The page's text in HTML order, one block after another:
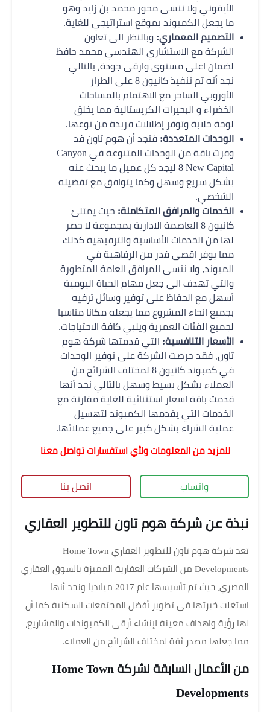
الأيقوني ولا ننسى محور محمد بن زايد وهو
ما يجعل الكمبوند بموقع استراتيجي للغاية.
التصميم المعماري: وبالنظر الى تعاون
الشركة مع الاستشاري الهندسي محمد حافظ
لضمان اعلى مستوى وارقى جودة، بالتالي
نجد أنه تم تنفيذ كانيون 8 على الطراز
الأوروبي الساحر مع الاهتمام بالمساحات
الخضراء و البحيرات الكريستالية مما يخلق
لوحة خلابة وتوفر إطلالات فريدة من نوعها.
الوحدات المتعددة: فنجد أن هوم تاون قد
وفرت باقة من الوحدات المتنوعة في Canyon
8 New Capital ليجد كل عميل ما يبحث عنه
بشكل سريع وسهل وكما يتوافق مع تفضيله
الشخصي.
الخدمات والمرافق المتكاملة: حيث يمتلئ
كانيون 8 العاصمة الادارية بمجموعة لا حصر
لها من الخدمات الأساسية والترفيهية كذلك
مما يوفر اقصى قدر من الرفاهية في
المبوند، ولا ننسى المرافق العامة المتطورة
والتي تهدف الى جعل مهام الحياة اليومية
أسهل مع الحفاظ على توفير وسائل ترفيه
بجميع انحاء المشروع مما يجعله مكانا مناسبا
لجميع الفئات العمرية ويلبي كافة الاحتياجات.
الأسعار التنافسية: التي قدمتها شركة هوم
تاون، فقد حرصت الشركة على توفير الوحدات
في كمبوند كانيون 8 لمختلف الشرائح من
العملاء بشكل بسيط وسهل بالتالي نجد أنها
قدمت باقة اسعار استثنائية للغاية مقارنة مع
الخدمات التي يقدمها الكمبوند لتهسيل
عملية الشراء بشكل كبير على جميع عملائها.
للمزيد من المعلومات ولأي استفسارات تواصل معنا
واتساب اتصل بنا
نبذة عن شركة هوم تاون للتطوير العقاري
تعد شركة هوم تاون للتطوير العقاري Home Town
Developments من الشركات العقارية المميزة بالسوق العقاري
المصري، حيث تم تأسيسها عام 2017 ميلاديا ونجد أنها
استغلت خبرتها في تطوير أفضل المجتمعات السكنية كما أن
لها رؤية واهداف معينة لإنشاء أرقى الكمبوندات والمشاريع،
مما جعلها مصدر ثقة لمختلف الشرائح من العملاء.
من الأعمال السابقة لشركة Home Town
Developments